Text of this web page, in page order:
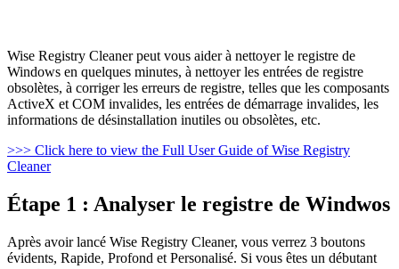
Wise Registry Cleaner peut vous aider à nettoyer le registre de
Windows en quelques minutes, à nettoyer les entrées de registre
obsolètes, à corriger les erreurs de registre, telles que les composants
ActiveX et COM invalides, les entrées de démarrage invalides, les
informations de désinstallation inutiles ou obsolètes, etc.
>>> Click here to view the Full User Guide of Wise Registry
Cleaner
Étape 1 : Analyser le registre de Windwos
Après avoir lancé Wise Registry Cleaner, vous verrez 3 boutons
évidents, Rapide, Profond et Personalisé. Si vous êtes un débutant